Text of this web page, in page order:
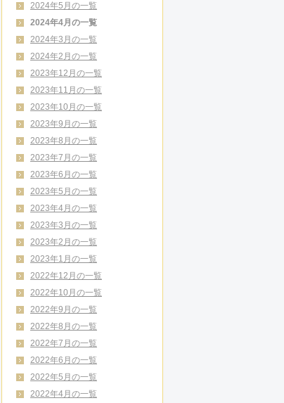
2024年5月の一覧
2024年4月の一覧
2024年3月の一覧
2024年2月の一覧
2023年12月の一覧
2023年11月の一覧
2023年10月の一覧
2023年9月の一覧
2023年8月の一覧
2023年7月の一覧
2023年6月の一覧
2023年5月の一覧
2023年4月の一覧
2023年3月の一覧
2023年2月の一覧
2023年1月の一覧
2022年12月の一覧
2022年10月の一覧
2022年9月の一覧
2022年8月の一覧
2022年7月の一覧
2022年6月の一覧
2022年5月の一覧
2022年4月の一覧